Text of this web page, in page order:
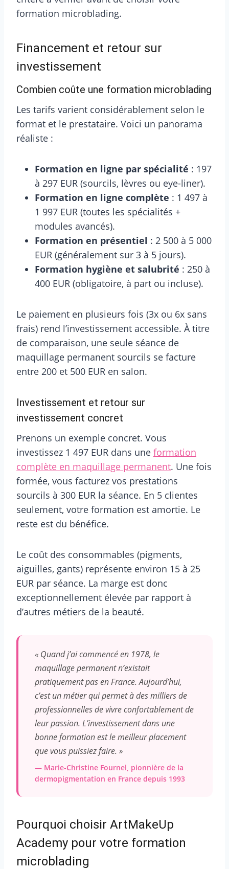
formation microblading.
Financement et retour sur
investissement
Combien coûte une formation microblading
Les tarifs varient considérablement selon le
format et le prestataire. Voici un panorama
réaliste :
Formation en ligne par spécialité : 197
à 297 EUR (sourcils, lèvres ou eye-liner).
Formation en ligne complète : 1 497 à
1 997 EUR (toutes les spécialités +
modules avancés).
Formation en présentiel : 2 500 à 5 000
EUR (généralement sur 3 à 5 jours).
Formation hygiène et salubrité : 250 à
400 EUR (obligatoire, à part ou incluse).
Le paiement en plusieurs fois (3x ou 6x sans
frais) rend l’investissement accessible. À titre
de comparaison, une seule séance de
maquillage permanent sourcils se facture
entre 200 et 500 EUR en salon.
Investissement et retour sur
investissement concret
Prenons un exemple concret. Vous
investissez 1 497 EUR dans une formation
complète en maquillage permanent. Une fois
formée, vous facturez vos prestations
sourcils à 300 EUR la séance. En 5 clientes
seulement, votre formation est amortie. Le
reste est du bénéfice.
Le coût des consommables (pigments,
aiguilles, gants) représente environ 15 à 25
EUR par séance. La marge est donc
exceptionnellement élevée par rapport à
d’autres métiers de la beauté.
« Quand j’ai commencé en 1978, le
maquillage permanent n’existait
pratiquement pas en France. Aujourd’hui,
c’est un métier qui permet à des milliers de
professionnelles de vivre confortablement de
leur passion. L’investissement dans une
bonne formation est le meilleur placement
que vous puissiez faire. »
— Marie-Christine Fournel, pionnière de la
dermopigmentation en France depuis 1993
Pourquoi choisir ArtMakeUp
Academy pour votre formation
microblading